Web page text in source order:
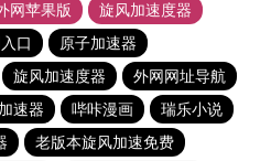
网苹果版
旋风加速度器
口
原子加速器
旋风加速度器
外网网址导航
速器 哔咔漫画
瑞乐小说
老版本旋风加速免费